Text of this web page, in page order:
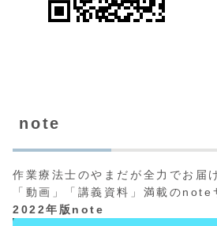
note
作業療法士のやまだが全力でお届
「動画」「講義資料」満載のnote
2022年版note